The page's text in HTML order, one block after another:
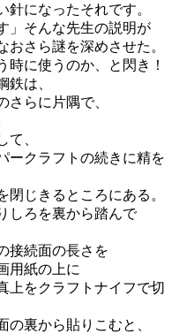
針になったそれです。
」そんな先生の説明が
おさら謎を深めさせた。
時に使うのか、と閃き！
鉄は、
らに片隅で、
て、
ークラフトの続きに精を
じきるところにある。
しろを裏から踏んで
接続面の長さを
用紙の上に
上をクラフトナイフで切
の裏から貼りこむと、